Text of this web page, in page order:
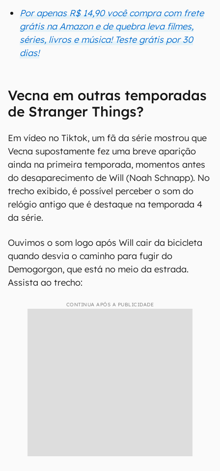
Por apenas R$ 14,90 você compra com frete
grátis na Amazon e de quebra leva filmes,
séries, livros e música! Teste grátis por 30
dias!
Vecna em outras temporadas
de Stranger Things?
Em vídeo no Tiktok, um fã da série mostrou que
Vecna supostamente fez uma breve aparição
ainda na primeira temporada, momentos antes
do desaparecimento de Will (Noah Schnapp). No
trecho exibido, é possível perceber o som do
relógio antigo que é destaque na temporada 4
da série.
Ouvimos o som logo após Will cair da bicicleta
quando desvia o caminho para fugir do
Demogorgon, que está no meio da estrada.
Assista ao trecho:
CONTINUA APÓS A PUBLICIDADE